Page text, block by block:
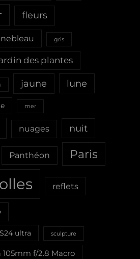
fleurs
gris
des plantes
jaune lune
mer
nuages nuit
Panthéon Paris
reflets
ultra sculpture
105mm f/2.8 Macro